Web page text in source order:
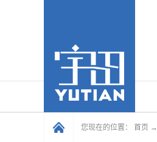
您现在的位置： 首页 →